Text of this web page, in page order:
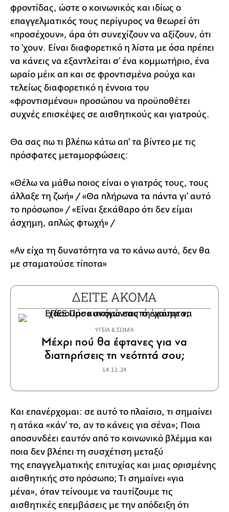
φροντίδας, ώστε ο κοινωνικός και ιδίως ο
επαγγελματικός τους περίγυρος να θεωρεί ότι
«προσέχουν», άρα ότι συνεχίζουν να αξίζουν, ότι
το ’χουν. Είναι διαφορετικό η λίστα με όσα πρέπει
να κάνεις να εξαντλείται σ’ ένα κομμωτήριο, ένα
ωραίο μέικ απ και σε φροντισμένα ρούχα και
τελείως διαφορετικό η έννοια του
«φροντισμένου» προσώπου να προϋποθέτει
συχνές επισκέψες σε αισθητικούς και γιατρούς.
Θα σας πω τι βλέπω κάτω απ’ τα βίντεο με τις
πρόσφατες μεταμορφώσεις:
«Θέλω να μάθω ποιος είναι ο γιατρός τους, τους
άλλαξε τη ζωή» / «Θα πλήρωνα τα πάντα γι’ αυτό
το πρόσωπο» / «Είναι ξεκάθαρο ότι δεν είμαι
άσχημη, απλώς φτωχή» /
«Αν είχα τη δυνατότητα να το κάνω αυτό, δεν θα
με σταματούσε τίποτα»
ΔΕΙΤΕ ΑΚΟΜΑ
ΥΓΕΙΑ & ΣΩΜΑ
Μέχρι πού θα έφτανες για να
διατηρήσεις τη νεότητά σου;
14.11.24
Και επανέρχομαι: σε αυτό το πλαίσιο, τι σημαίνει
η ατάκα «κάν’ το, αν το κάνεις για σένα»; Ποια
αποσυνδέει εαυτόν από το κοινωνικό βλέμμα και
ποια δεν βλέπει τη συσχέτιση μεταξύ
της επαγγελματικής επιτυχίας και μιας ορισμένης
αισθητικής στο πρόσωπο; Τι σημαίνει «για
μένα», όταν τείνουμε να ταυτίζουμε τις
αισθητικές επεμβάσεις με την απόδειξη ότι